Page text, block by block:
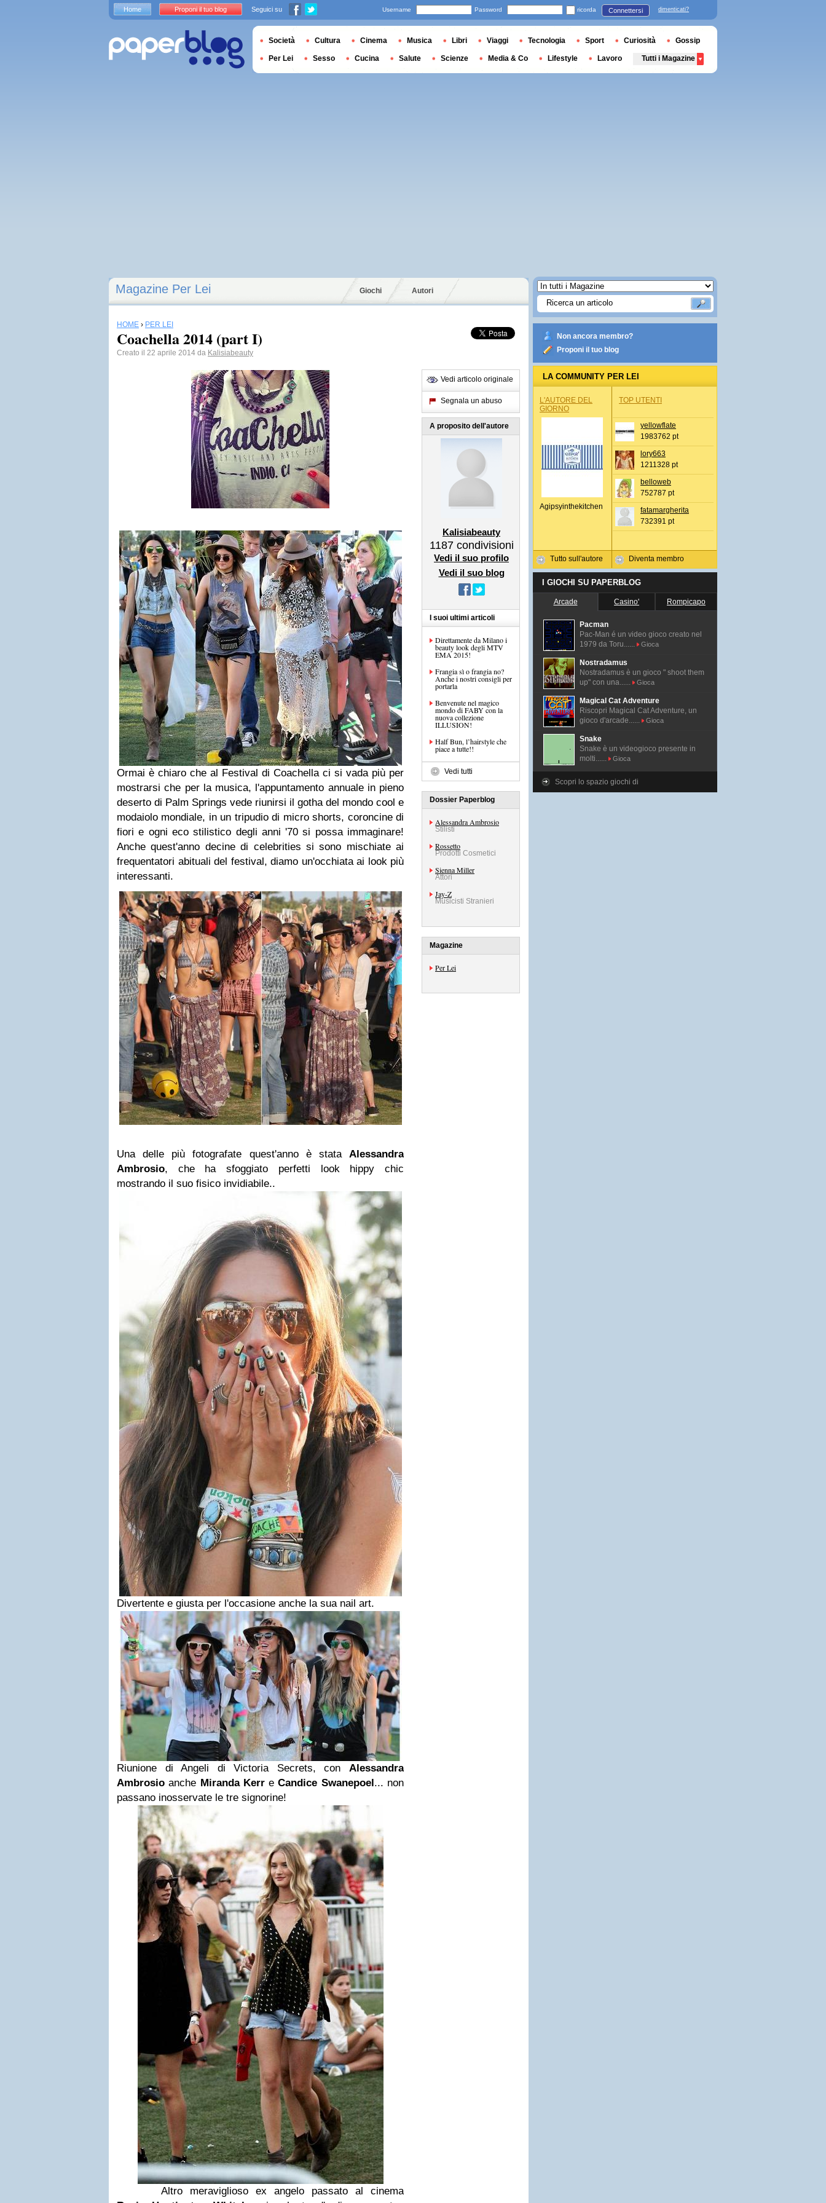
Magazine Per Lei Giochi Autori
HOME › PER LEI
Coachella 2014 (part I)
Creato il 22 aprile 2014 da Kalisiabeauty
Ormai è chiaro che al Festival di Coachella ci si vada più per
mostrarsi che per la musica, l'appuntamento annuale in pieno
deserto di Palm Springs vede riunirsi il gotha del mondo cool e
modaiolo mondiale, in un tripudio di micro shorts, coroncine di
fiori e ogni eco stilistico degli anni '70 si possa immaginare!
Anche quest'anno decine di celebrities si sono mischiate ai
frequentatori abituali del festival, diamo un'occhiata ai look più
interessanti.
Una delle più fotografate quest'anno è stata Alessandra
Ambrosio, che ha sfoggiato perfetti look hippy chic
mostrando il suo fisico invidiabile..
Divertente e giusta per l'occasione anche la sua nail art.
Riunione di Angeli di Victoria Secrets, con Alessandra
Ambrosio anche Miranda KerreCandice Swanepoel... non
passano inosservate le tre signorine!
Altro meraviglioso ex angelo passato al cinema
Vedi articolo originale
Segnala un abuso
A proposito dell'autore
Kalisiabeauty
1187 condivisioni
Vedi il suo profilo
Vedi il suo blog
I suoi ultimi articoli
Direttamente da Milano i
beauty look degli MTV
EMA 2015!
Frangia sì o frangia no?
Anche i nostri consigli per
portarla
Benvenute nel magico
mondo di FABY con la
nuova collezione
ILLUSION!
Half Bun, l’hairstyle che
piace a tutte!!
Vedi tutti
Dossier Paperblog
Alessandra Ambrosio
Stilisti
Rossetto
Prodotti Cosmetici
Sienna Miller
Attori
Jay-Z
Musicisti Stranieri
Magazine
Per Lei
Non ancora membro?
Proponi il tuo blog
LA COMMUNITY PER LEI
L'AUTORE DEL
GIORNO
Agipsyinthekitchen
Tutto sull'autore
TOP UTENTI
yellowflate
1983762 pt
lory663
1211328 pt
belloweb
752787 pt
fatamargherita
732391 pt
Diventa membro
I GIOCHI SU PAPERBLOG
Arcade Casino' Rompicapo
Pacman
Pac-Man é un video gioco creato nel
1979 da Toru......
Gioca
Nostradamus
Nostradamus è un gioco " shoot them
up" con una......
Gioca
Magical Cat Adventure
Riscopri Magical Cat Adventure, un
gioco d'arcade......
Gioca
Snake
Snake è un videogioco presente in
molti......
Gioca
Scopri lo spazio giochi di
Home Proponi il tuo blog Seguici su Username Password ricorda Connettersi dimenticati?
Società Cultura Cinema Musica Libri Viaggi Tecnologia Sport Curiosità Gossip
Per Lei Sesso Cucina Salute Scienze Media & Co Lifestyle Lavoro Tutti i Magazine